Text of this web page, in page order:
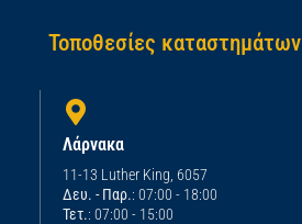
Τοποθεσίες καταστημάτων
Λάρνακα
11-13 Luther King, 6057
Δευ. - Παρ.: 07:00 - 18:00
Τετ.: 07:00 - 15:00